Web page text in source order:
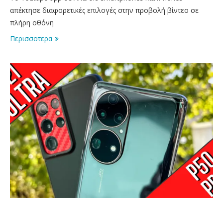
απέκτησε διαφορετικές επιλογές στην προβολή βίντεο σε
πλήρη οθόνη
Περισσοτερα